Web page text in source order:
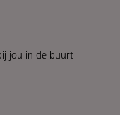
jou in de buurt